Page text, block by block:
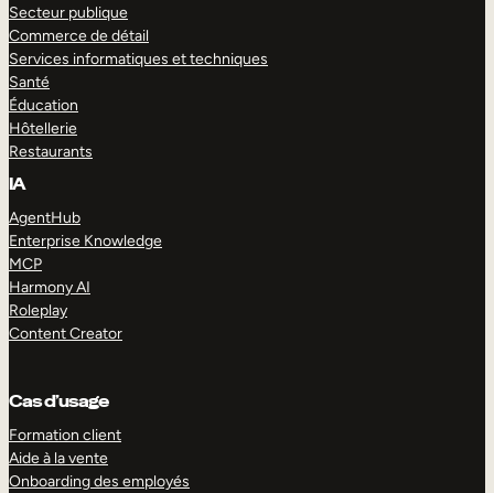
Secteur publique
Commerce de détail
Services informatiques et techniques
Santé
Éducation
Hôtellerie
Restaurants
IA
AgentHub
Enterprise Knowledge
MCP
Harmony AI
Roleplay
Content Creator
Cas d’usage
Formation client
Aide à la vente
Onboarding des employés